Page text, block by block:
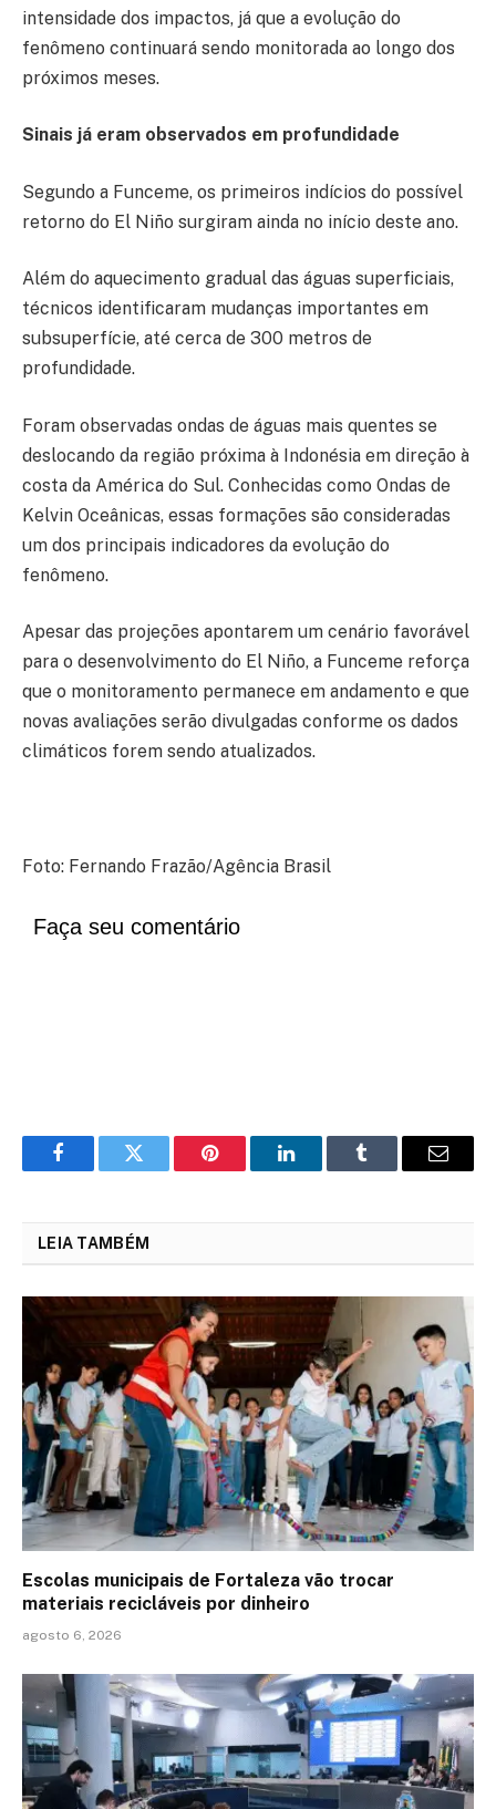
intensidade dos impactos, já que a evolução do
fenômeno continuará sendo monitorada ao longo dos
próximos meses.
Sinais já eram observados em profundidade
Segundo a Funceme, os primeiros indícios do possível
retorno do El Niño surgiram ainda no início deste ano.
Além do aquecimento gradual das águas superficiais,
técnicos identificaram mudanças importantes em
subsuperfície, até cerca de 300 metros de
profundidade.
Foram observadas ondas de águas mais quentes se
deslocando da região próxima à Indonésia em direção à
costa da América do Sul. Conhecidas como Ondas de
Kelvin Oceânicas, essas formações são consideradas
um dos principais indicadores da evolução do
fenômeno.
Apesar das projeções apontarem um cenário favorável
para o desenvolvimento do El Niño, a Funceme reforça
que o monitoramento permanece em andamento e que
novas avaliações serão divulgadas conforme os dados
climáticos forem sendo atualizados.
Foto: Fernando Frazão/Agência Brasil
Faça seu comentário
FacebookTwitter Pinterest LinkedInTumblr Email
LEIA TAMBÉM
Escolas municipais de Fortaleza vão trocar
materiais recicláveis por dinheiro
agosto 6, 2026